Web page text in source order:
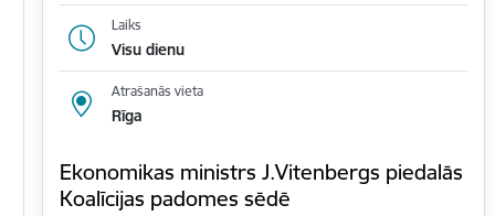
Laiks
Visu dienu
Atrašanās vieta
Rīga
Ekonomikas ministrs J.Vitenbergs piedalās
Koalīcijas padomes sēdē